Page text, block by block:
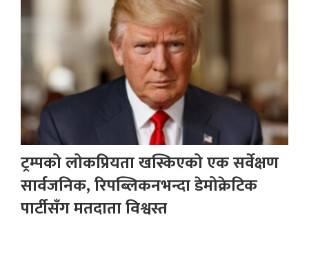
ट्रम्पको लोकप्रियता खस्किएको एक सर्वेक्षण
सार्वजनिक, रिपब्लिकनभन्दा डेमोक्रेटिक
पार्टीसँग मतदाता विश्वस्त